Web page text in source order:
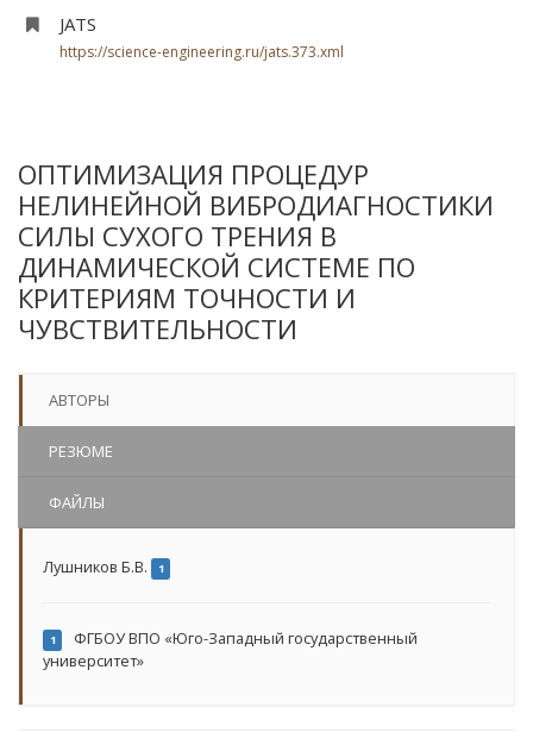
JATS
https://science-engineering.ru/jats.373.xml
ОПТИМИЗАЦИЯ ПРОЦЕДУР
НЕЛИНЕЙНОЙ ВИБРОДИАГНОСТИКИ
СИЛЫ СУХОГО ТРЕНИЯ В
ДИНАМИЧЕСКОЙ СИСТЕМЕ ПО
КРИТЕРИЯМ ТОЧНОСТИ И
ЧУВСТВИТЕЛЬНОСТИ
АВТОРЫ
РЕЗЮМЕ
ФАЙЛЫ
Лушников Б.В. 1
1
ФГБОУ ВПО «Юго-Западный государственный
университет»